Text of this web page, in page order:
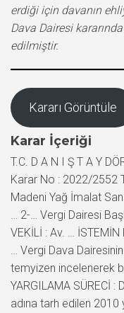
erdiği için davanın
Dava Dairesi
edilmiştir.
Kararı Görüntüle
Karar İçeriği
T.C. D A N I Ş T A Y
Karar No : 2022/2552
Madeni Yağ İmalat
… 2-… Vergi Dairesi
VEKİLİ : Av. …
… Vergi Dava
temyizen incelenerek
YARGILAMA SÜRECİ
adına tarh edilen 2010